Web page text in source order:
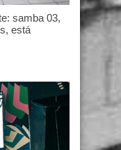
samba 03,
está